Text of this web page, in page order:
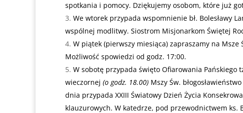
spotkania i pomocy. Dziękujemy osobom, które już
We wtorek przypada wspomnienie bł. Bolesławy
wspólnej modlitwy. Siostrom Misjonarkom Świętej
W piątek (pierwszy miesiąca) zapraszamy na
Możliwość spowiedzi od godz. 17:00.
W sobotę przypada święto Ofiarowania Pańskiego
wieczornej (o godz. 18.00) Mszy Św.
dnia przypada XXIII Światowy Dzień Życia
klauzurowych. W katedrze, pod przewodnictwem ks.